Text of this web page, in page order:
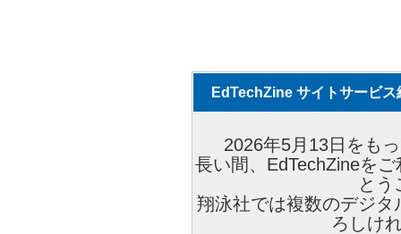
EdTechZine サイトサービス
2026年5月13日をも
長い間、EdTechZineを
とう
翔泳社では複数のデジ
ろしけ